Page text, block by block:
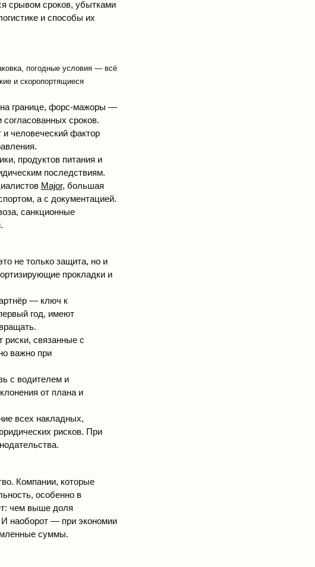
срывом сроков, убытками
и способы их
погодные условия — всё
и скоропортящиеся
границе, форс-мажоры —
сроков.
человеческий фактор
продуктов питания и
последствиям.
Major, большая
а с документацией.
санкционные
не только защита, но и
прокладки и
— ключ к
год, имеют
риски, связанные с
важно при
с водителем и
от плана и
всех накладных,
рисков. При
Компании, которые
особенно в
чем выше доля
И наоборот — при экономии
суммы.